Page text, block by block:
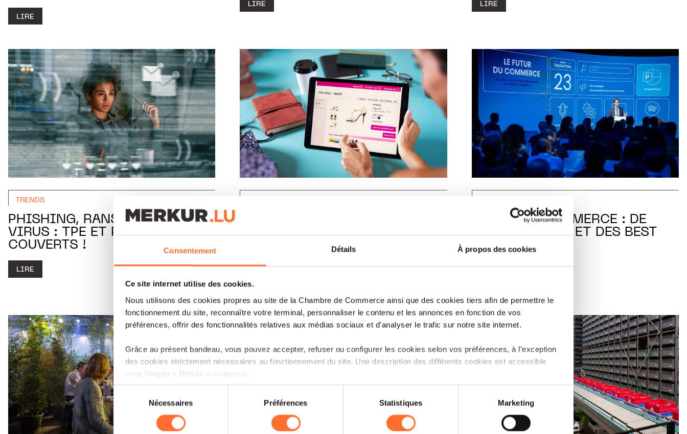
Consentement Détails À propos des cookies
Ce site internet utilise des cookies.
Nous utilisons des cookies propres au site de la Chambre de Commerce ainsi que des cookies tiers afin de permettre le
fonctionnement du site, reconnaître votre terminal, personnaliser le contenu et les annonces en fonction de vos
préférences, offrir des fonctionnalités relatives aux médias sociaux et d'analyser le trafic sur notre site internet.
Grâce au présent bandeau, vous pouvez accepter, refuser ou configurer les cookies selon vos préférences, à l’exception
des cookies strictement nécessaires au fonctionnement du site. Une description des différents cookies est accessible
sous l’onglet « Détails » ci-dessus.
Il est précisé que la navigation sur le site et certaines fonctionnalités (ex : lecture de vidéos, partage sur les réseaux
sociaux, sauvegarde des préférences de lecture vidéo, personnalisation de l’affichage du site) peuvent être affectées en
cas de refus de tous les cookies ou des cookies non nécessaires.
Sélection
du
consentement
Nécessaires Préférences Statistiques Marketing
LIRE
LIRE LIRE
TRENDS
PHISHING, RANSOMWARE,
VIRUS : TPE ET PME, SORTEZ
COUVERTS !
LIRE
COMMERCE POUR
INTERNATIONALISER SON
LIRE
FUTUR DU COMMERCE : DE
L’INSPIRATION ET DES BEST
PRACTICES